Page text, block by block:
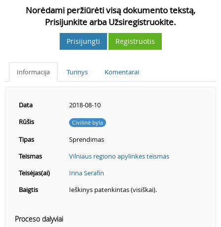
Norėdami peržiūrėti visą dokumento tekstą,
Prisijunkite arba Užsiregistruokite.
Prisijungti Registruotis
Informacija Turinys Komentarai
Data
2018-08-10
Rūšis
Civilinė byla
Tipas
Sprendimas
Teismas
Vilniaus regiono apylinkės teismas
Teisėjas(ai)
Irina Serafin
Baigtis
Ieškinys patenkintas (visiškai).
Proceso dalyviai